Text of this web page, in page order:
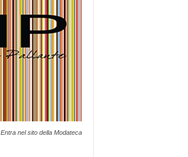
Entra nel sito della Modateca